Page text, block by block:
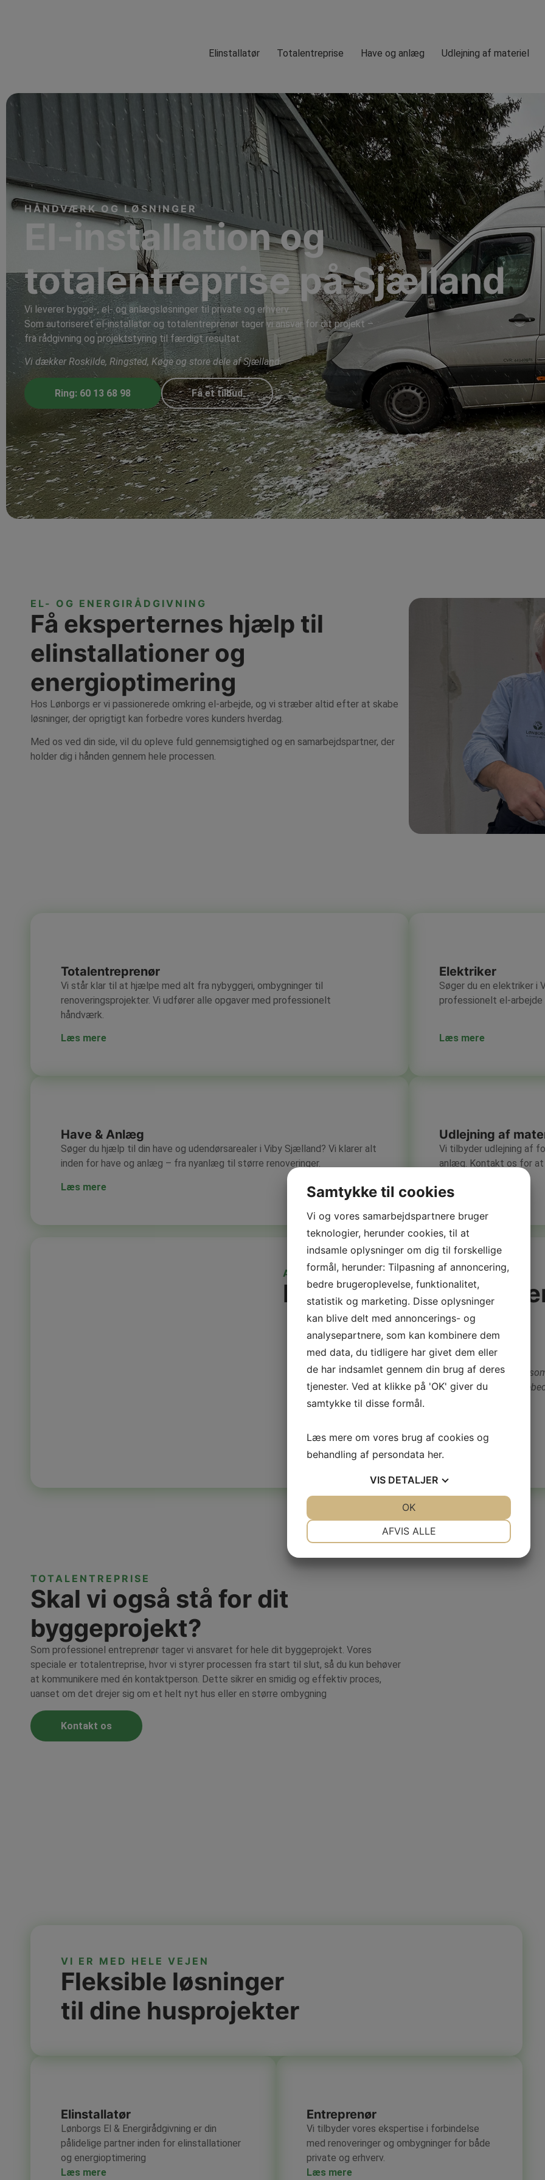
Elinstallatør Totalentreprise Have og anlæg Udlejning af materiel
HÅNDVÆRK OG LØSNINGER
El-installation og
totalentreprise på Sjælland
Vi leverer bygge-, el- og anlægsløsninger til private og erhverv.
Som autoriseret el-installatør og totalentreprenør tager vi ansvar for dit projekt –
fra rådgivning og projektstyring til færdigt resultat.
Vi dækker Roskilde, Ringsted, Køge og store dele af Sjælland.
Ring: 60 13 68 98 Få et tilbud
EL- OG ENERGIRÅDGIVNING
Få eksperternes hjælp til
elinstallationer og
energioptimering
Hos Lønborgs er vi passionerede omkring el-arbejde, og vi stræber altid efter at skabe
løsninger, der oprigtigt kan forbedre vores kunders hverdag.
Med os ved din side, vil du opleve fuld gennemsigtighed og en samarbejdspartner, der
holder dig i hånden gennem hele processen.
Totalentreprenør
Vi står klar til at hjælpe med alt fra nybyggeri, ombygninger til
renoveringsprojekter. Vi udfører alle opgaver med professionelt
håndværk.
Læs mere
Elektriker
Søger du en elektriker i
professionelt el-
Læs mere
Have & Anlæg
Søger du hjælp til din have og udendørsarealer i Viby Sjælland? Vi klarer alt
inden for have og anlæg – fra nyanlæg til større renoveringer.
Læs mere
Udlejning af
Vi tilbyder udlejning af
anlæg. Kontakt os for
Læs mere
ANMELDELSER
Det siger vores
“Fantastisk kommunikation, flot udført arbejde og en
når behovet er der 🙂 ros til Lønborgs EL og specielt til
- Nikolaj H, Solrød Strand
TOTALENTREPRISE
Skal vi også stå for dit
byggeprojekt?
Som professionel entreprenør tager vi ansvaret for hele dit byggeprojekt. Vores
speciale er totalentreprise, hvor vi styrer processen fra start til slut, så du kun behøver
at kommunikere med én kontaktperson. Dette sikrer en smidig og effektiv proces,
uanset om det drejer sig om et helt nyt hus eller en større ombygning
Kontakt os
VI ER MED HELE VEJEN
Fleksible løsninger
til dine husprojekter
Elinstallatør
Lønborgs El & Energirådgivning er din
pålidelige partner inden for elinstallationer
og energioptimering
Læs mere
Entreprenør
Vi tilbyder vores ekspertise i forbindelse
med renoveringer og ombygninger for både
private og erhverv.
Læs mere
Samtykke til cookies
Vi og vores samarbejdspartnere bruger
teknologier, herunder cookies, til at
indsamle oplysninger om dig til forskellige
formål, herunder: Tilpasning af annoncering,
bedre brugeroplevelse, funktionalitet,
statistik og marketing. Disse oplysninger
kan blive delt med annoncerings- og
analysepartnere, som kan kombinere dem
med data, du tidligere har givet dem eller
de har indsamlet gennem din brug af deres
tjenester. Ved at klikke på 'OK' giver du
samtykke til disse formål.
Læs mere om vores brug af cookies og
behandling af persondata her.
VIS DETALJER
AFVIS ALLE
OK